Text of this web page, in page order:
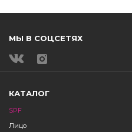
МЫ В СОЦСЕТЯХ
КАТАЛОГ
SPF
Лицо